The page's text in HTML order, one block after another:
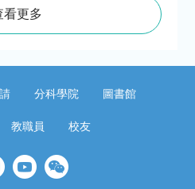
看更多
分科學院 圖書館
教職員 校友